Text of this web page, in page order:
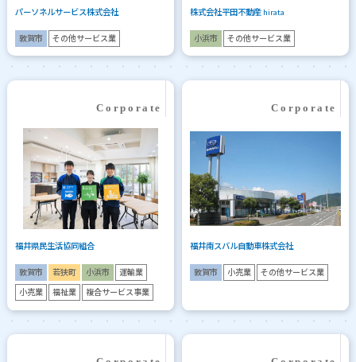
パーソネルサービス株式会社
敦賀市 その他サービス業
株式会社平田不動産 hirata
小浜市 その他サービス業
福井県民生活協同組合
敦賀市 若狭町 小浜市 運輸業
小売業 福祉業 複合サービス事業
福井南スバル自動車株式会社
敦賀市 小売業 その他サービス業